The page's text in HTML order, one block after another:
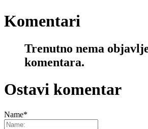
Komentari
Trenutno nema
komentara.
Ostavi komentar
Name*